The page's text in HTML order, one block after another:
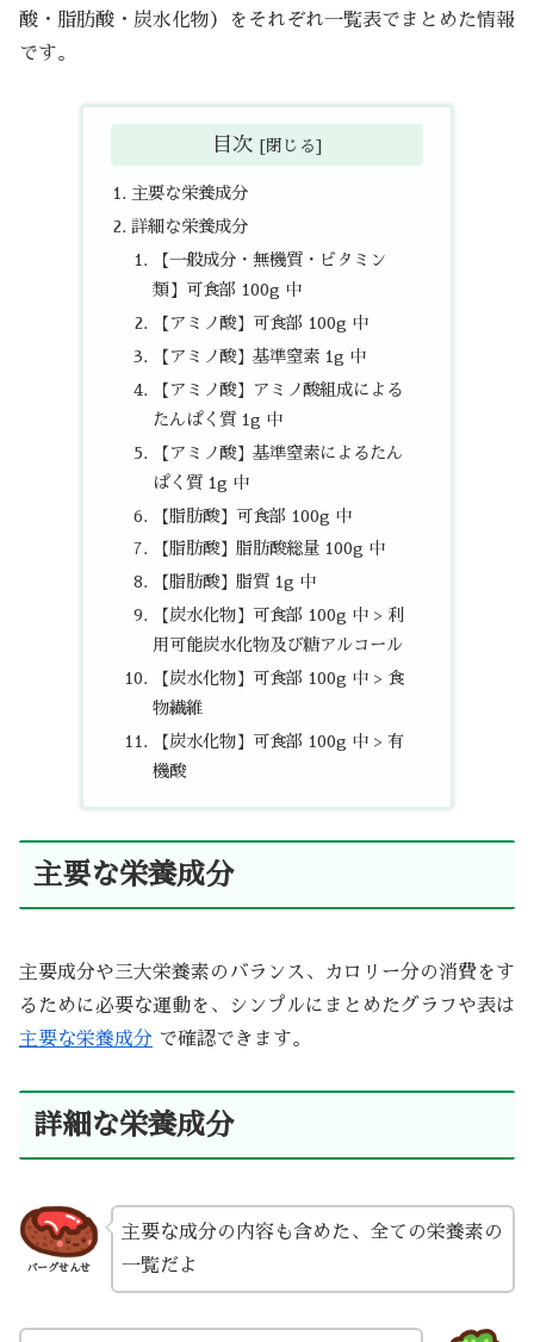
酸・脂肪酸・炭水化物）をそれぞれ一覧表でまとめた情報
です。
目次
主要な栄養成分
詳細な栄養成分
【一般成分・無機質・ビタミン
類】可食部 100g 中
【アミノ酸】可食部 100g 中
【アミノ酸】基準窒素 1g 中
【アミノ酸】アミノ酸組成による
たんぱく質 1g 中
【アミノ酸】基準窒素によるたん
ぱく質 1g 中
【脂肪酸】可食部 100g 中
【脂肪酸】脂肪酸総量 100g 中
【脂肪酸】脂質 1g 中
【炭水化物】可食部 100g 中 > 利
用可能炭水化物及び糖アルコール
【炭水化物】可食部 100g 中 > 食
物繊維
【炭水化物】可食部 100g 中 > 有
機酸
主要な栄養成分
主要成分や三大栄養素のバランス、カロリー分の消費をす
るために必要な運動を、シンプルにまとめたグラフや表は
主要な栄養成分 で確認できます。
詳細な栄養成分
バーグせんせ
主要な成分の内容も含めた、全ての栄養素の
一覧だよ